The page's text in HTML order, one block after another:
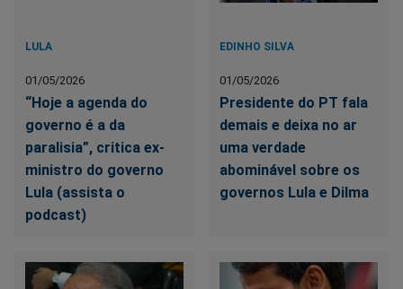
LULA
01/05/2026
“Hoje a agenda do
governo é a da
paralisia”, critica ex-
ministro do governo
Lula (assista o
podcast)
EDINHO SILVA
01/05/2026
Presidente do PT fala
demais e deixa no ar
uma verdade
abominável sobre os
governos Lula e Dilma